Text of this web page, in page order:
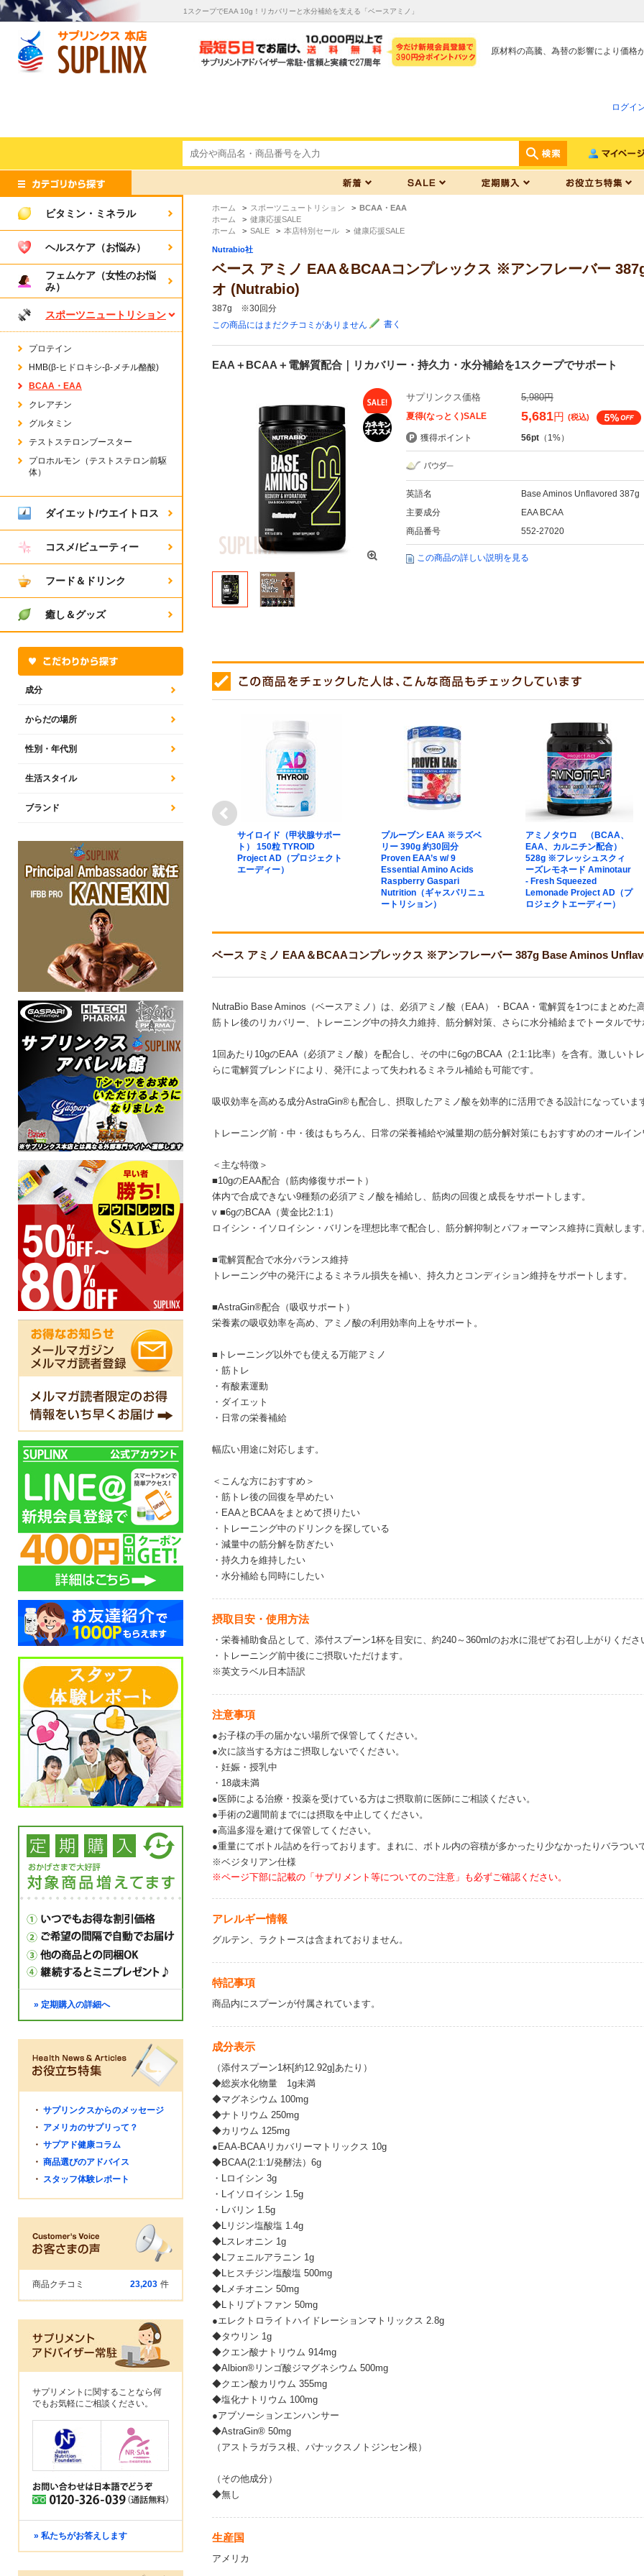
1スクープでEAA 10g！リカバリーと水分補給を支える「ベースアミノ」
原材料の高騰、為替の影響により価格
ログイ
ホーム > スポーツニュートリション > BCAA・EAA
ホーム
> 健康応援SALE
ホーム
> SALE > 本店特別セール > 健康応援SALE
Nutrabio社
ベース アミノ EAA＆BCAAコンプレックス ※アンフレーバー
オ (Nutrabio)
387g ※30回分
この商品にはまだクチコミがありません
書く
EAA＋BCAA＋電解質配合｜リカバリー・持久力・水分補給を1スクープでサポート
サプリンクス価格 5,980円
夏得(なっとく)SALE 5,681円 (税込)
獲得ポイント 56pt （1%）
英語名
Base Aminos Unflavored 387g
主要成分
EAA BCAA
商品番号
552-27020
この商品の詳しい説明を見る
Xtreme
Pre-
（エボジ
ALPHA EAA ニュートラバ
イオ (Nutrabio)
サイロイド（甲状腺サポー
ト） 150粒 TYROID
Project AD（プロジェクト
エーディー）
プルーブン EAA ※ラズベ
リー 390g 約30回分
Proven EAA’s w/ 9
Essential Amino Acids
Raspberry Gaspari
Nutrition（ギャスパリニュ
ートリション）
アミノタウロ （BCAA、
EAA、カルニチン配合）
528g ※フレッシュスクィ
ーズレモネード Aminotaur
- Fresh Squeezed
Lemonade Project AD（プ
ロジェクトエーディー）
next
ベース アミノ EAA＆BCAAコンプレックス ※アンフレーバー 387g Base Aminos
NutraBio Base Aminos（ベースアミノ）は、必須アミノ酸（EAA）・BCAA・電解質を1つにまとめた
筋トレ後のリカバリー、トレーニング中の持久力維持、筋分解対策、さらに水分補給までトータルでサ
1回あたり10gのEAA（必須アミノ酸）を配合し、その中に6gのBCAA（2:1:1比率）を含有。激しいト
らに電解質ブレンドにより、発汗によって失われるミネラル補給も可能です。
吸収効率を高める成分AstraGin®も配合し、摂取したアミノ酸を効率的に活用できる設計になっていま
トレーニング前・中・後はもちろん、日常の栄養補給や減量期の筋分解対策にもおすすめのオールイン
＜主な特徴＞
■10gのEAA配合（筋肉修復サポート）
体内で合成できない9種類の必須アミノ酸を補給し、筋肉の回復と成長をサポートします。
v ■6gのBCAA（黄金比2:1:1）
ロイシン・イソロイシン・バリンを理想比率で配合し、筋分解抑制とパフォーマンス維持に貢献します
■電解質配合で水分バランス維持
トレーニング中の発汗によるミネラル損失を補い、持久力とコンディション維持をサポートします。
■AstraGin®配合（吸収サポート）
栄養素の吸収効率を高め、アミノ酸の利用効率向上をサポート。
■トレーニング以外でも使える万能アミノ
・筋トレ
・有酸素運動
・ダイエット
・日常の栄養補給
幅広い用途に対応します。
＜こんな方におすすめ＞
・筋トレ後の回復を早めたい
・EAAとBCAAをまとめて摂りたい
・トレーニング中のドリンクを探している
・減量中の筋分解を防ぎたい
・持久力を維持したい
・水分補給も同時にしたい
摂取目安・使用方法
・栄養補助食品として、添付スプーン1杯を目安に、約240～360mlのお水に混ぜてお召し上がりくださ
・トレーニング前中後にご摂取いただけます。
※英文ラベル日本語訳
注意事項
●お子様の手の届かない場所で保管してください。
●次に該当する方はご摂取しないでください。
・妊娠・授乳中
・18歳未満
●医師による治療・投薬を受けている方はご摂取前に医師にご相談ください。
●手術の2週間前までには摂取を中止してください。
●高温多湿を避けて保管してください。
●重量にてボトル詰めを行っております。まれに、ボトル内の容積が多かったり少なかったりバラつい
※ベジタリアン仕様
※ページ下部に記載の「サプリメント等についてのご注意」も必ずご確認ください。
アレルギー情報
グルテン、ラクトースは含まれておりません。
特記事項
商品内にスプーンが付属されています。
成分表示
（添付スプーン1杯[約12.92g]あたり）
◆総炭水化物量 1g未満
◆マグネシウム 100mg
◆ナトリウム 250mg
◆カリウム 125mg
●EAA-BCAAリカバリーマトリックス 10g
◆BCAA(2:1:1/発酵法）6g
・Lロイシン 3g
・Lイソロイシン 1.5g
・Lバリン 1.5g
◆Lリジン塩酸塩 1.4g
◆Lスレオニン 1g
◆Lフェニルアラニン 1g
◆Lヒスチジン塩酸塩 500mg
◆Lメチオニン 50mg
◆Lトリプトファン 50mg
●エレクトロライトハイドレーションマトリックス 2.8g
◆タウリン 1g
◆クエン酸ナトリウム 914mg
◆Albion®リンゴ酸ジマグネシウム 500mg
◆クエン酸カリウム 355mg
◆塩化ナトリウム 100mg
●アブソーションエンハンサー
◆AstraGin® 50mg
（アストラガラス根、パナックスノトジンセン根）
（その他成分）
◆無し
生産国
アメリカ
ビタミン・ミネラル
ヘルスケア（お悩み）
フェムケア（女性のお悩
み）
スポーツニュートリション
プロテイン
HMB(β-ヒドロキシ-β-メチル酪酸)
BCAA・EAA
クレアチン
グルタミン
テストステロンブースター
プロホルモン（テストステロン前駆
体）
ダイエット/ウエイトロス
コスメ/ビューティー
フード＆ドリンク
癒し＆グッズ
成分
からだの場所
性別・年代別
生活スタイル
ブランド
» 定期購入の詳細へ
・ サプリンクスからのメッセージ
・ アメリカのサプリって？
・ サプアド健康コラム
・ 商品選びのアドバイス
・ スタッフ体験レポート
商品クチコミ 23,203 件
サプリメントに関することなら何
でもお気軽にご相談ください。
» 私たちがお答えします